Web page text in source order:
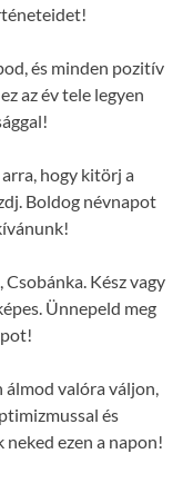
és minden pozitív
az év tele legyen
hogy kitörj a
Boldog névnapot
Kész vagy
Ünnepeld meg
valóra váljon,
és
ezen a napon!